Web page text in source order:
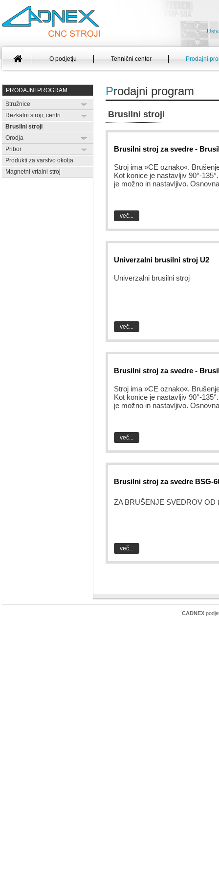
O podjetju Tehnični center Prodajni
PRODAJNI PROGRAM
Stružnice
Rezkalni stroji, centri
Brusilni stroji
Orodja
Pribor
Produkti za varstvo okolja
Magnetni vrtalni stroj
Prodajni program
Brusilni stroji
Brusilni stroj za svedre -
Stroj ima »CE oznako«.
Kot konice je nastavljiv 90°-
je možno in nastavljivo.
več...
Univerzalni brusilni stroj U2
Univerzalni brusilni stroj
več...
Brusilni stroj za svedre -
Stroj ima »CE oznako«.
Kot konice je nastavljiv 90°-
je možno in nastavljivo.
več...
Brusilni stroj za svedre BSG-
ZA BRUŠENJE SVEDROV OD
več...
CADNEX